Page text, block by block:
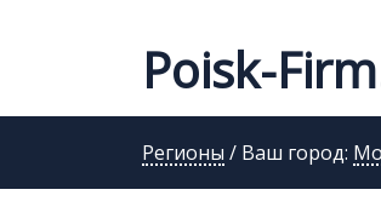
Poisk-
Регионы / Ваш город: